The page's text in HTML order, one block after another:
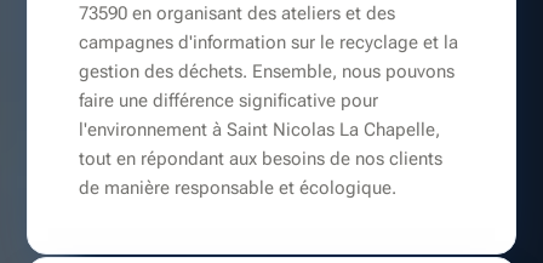
73590 en organisant des ateliers et des
campagnes d'information sur le recyclage et la
gestion des déchets. Ensemble, nous pouvons
faire une différence significative pour
l'environnement à Saint Nicolas La Chapelle,
tout en répondant aux besoins de nos clients
de manière responsable et écologique.